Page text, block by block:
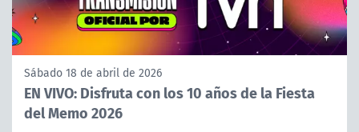
Sábado 18 de abril de 2026
EN VIVO: Disfruta con los 10 años de la Fiesta
del Memo 2026